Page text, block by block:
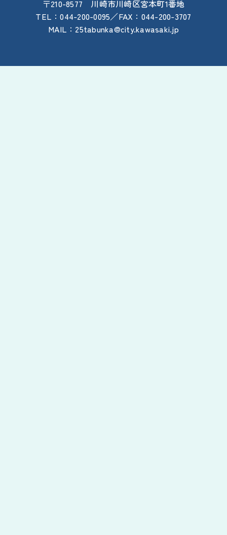
〒210-8577 川崎市川崎区宮本町1番地
TEL：044-200-0095／FAX：044-200-3707
MAIL：25tabunka@city.kawasaki.jp